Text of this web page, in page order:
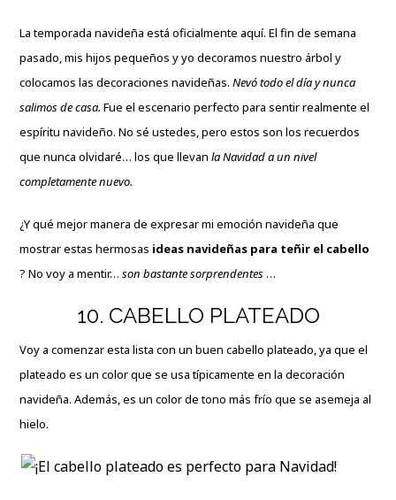
La temporada navideña está oficialmente aquí. El fin de semana
pasado, mis hijos pequeños y yo decoramos nuestro árbol y
colocamos las decoraciones navideñas.Nevó todo el día y nunca
salimos de casa.Fue el escenario perfecto para sentir realmente el
espíritu navideño. No sé ustedes, pero estos son los recuerdos
que nunca olvidaré… los que llevanla Navidad a un nivel
completamente nuevo.
¿Y qué mejor manera de expresar mi emoción navideña que
mostrar estas hermosas ideas navideñas para teñir el cabello
? No voy a mentir…son bastante sorprendentes…
10. CABELLO PLATEADO
Voy a comenzar esta lista con un buen cabello plateado, ya que el
plateado es un color que se usa típicamente en la decoración
navideña. Además, es un color de tono más frío que se asemeja al
hielo.